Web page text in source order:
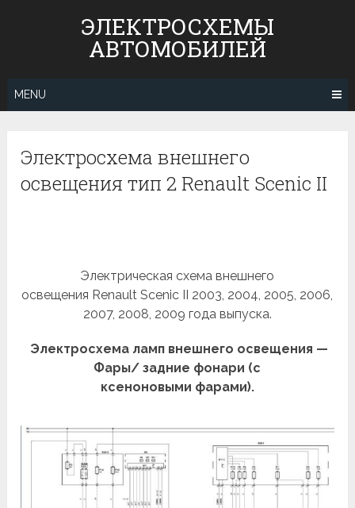
ЭЛЕКТРОСХЕМЫ
АВТОМОБИЛЕЙ
MENU
Электросхема внешнего
освещения тип 2 Renault Scenic II
Электрическая схема внешнего
освещения Renault Scenic II 2003, 2004, 2005, 2006,
2007, 2008, 2009 года выпуска.
Электросхема ламп внешнего освещения —
Фары/ задние фонари (с
ксеноновыми фарами).